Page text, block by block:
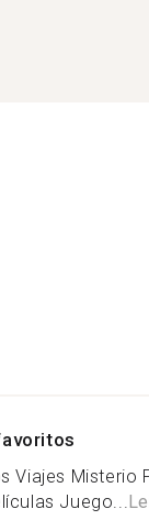
Viajes Misterio
Juego...